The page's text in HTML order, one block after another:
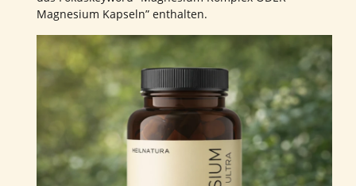
Magnesium Kapseln” enthalten.